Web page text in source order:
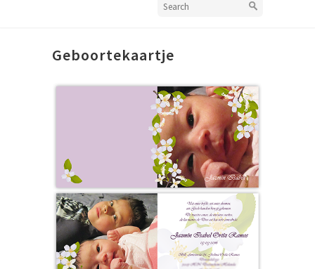
Geboortekaartje